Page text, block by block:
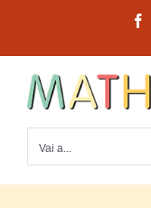
contenuto
Vai a...